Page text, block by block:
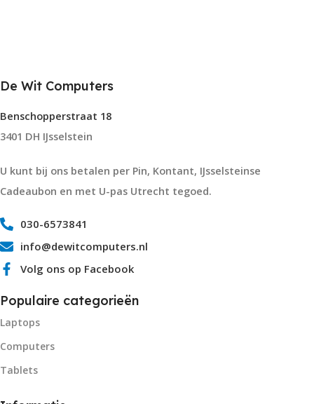
De Wit Computers
Benschopperstraat 18
3401 DH IJsselstein
U kunt bij ons betalen per Pin, Kontant, IJsselsteinse
Cadeaubon en met U-pas Utrecht tegoed.
030-6573841
info@dewitcomputers.nl
Volg ons op Facebook
Populaire categorieën
Laptops
Computers
Tablets